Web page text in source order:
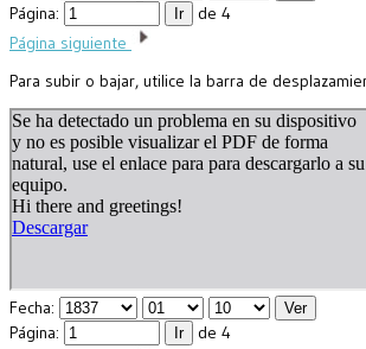
Página:
de 4
Página siguiente
Para subir o bajar, utilice la barra de
Fecha:
Página:
de 4